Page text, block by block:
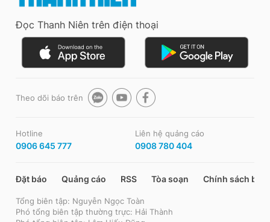
Đọc Thanh Niên trên điện thoại
Theo dõi báo trên
Hotline
0906 645 777
Liên hệ quảng cáo
0908 780 404
Đặt báo Quảng cáo RSS Tòa soạn Chính sách bảo
Tổng biên tập: Nguyễn Ngọc Toàn
Phó tổng biên tập thường trực: Hải Thành